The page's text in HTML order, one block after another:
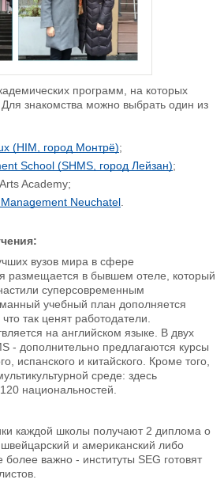
программ, на которых
Для знакомства можно выбрать один из
(HIM, город Монтрё);
School (SHMS, город Лейзан);
Academy;
Neuchatel
вузов мира в сфере
размещается в бывшем отеле, который
суперсовременным
учебный план дополняется
так ценят работодатели.
на английском языке. В двух
- дополнительно предлагаются курсы
испанского и китайского. Кроме того,
среде: здесь
национальностей.
каждой школы получают 2 диплома о
и американский либо
важно - институты SEG готовят